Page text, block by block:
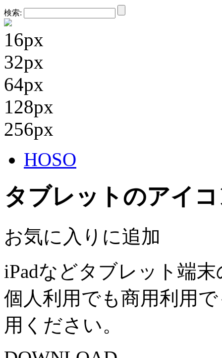
検索:
16px
32px
64px
128px
256px
HOSO
タブレットのアイ
お気に入りに追加
iPadなどタブレット端
個人利用でも商用利用
用ください。